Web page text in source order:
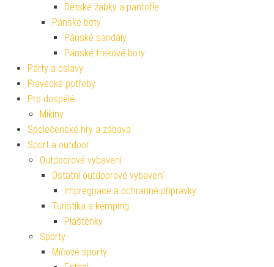
Dětské žabky a pantofle
Pánské boty
Pánské sandály
Pánské trekové boty
Párty a oslavy
Plavecké potřeby
Pro dospělé
Mikiny
Společenské hry a zábava
Sport a outdoor
Outdoorové vybavení
Ostatní outdoorové vybavení
Impregnace a ochranné přípravky
Turistika a kemping
Pláštěnky
Sporty
Míčové sporty